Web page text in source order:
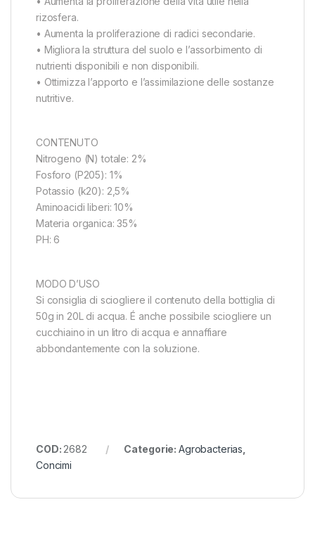
rizosfera.
• Aumenta la proliferazione di radici secondarie.
• Migliora la struttura del suolo e l’assorbimento di
nutrienti disponibili e non disponibili.
• Ottimizza l’apporto e l’assimilazione delle sostanze
nutritive.
CONTENUTO
Nitrogeno (N) totale: 2%
Fosforo (P205): 1%
Potassio (k20): 2,5%
Aminoacidi liberi: 10%
Materia organica: 35%
PH: 6
MODO D’USO
Si consiglia di sciogliere il contenuto della bottiglia di
50g in 20L di acqua. É anche possibile sciogliere un
cucchiaino in un litro di acqua e annaffiare
abbondantemente con la soluzione.
COD: 2682 Categorie: Agrobacterias
Concimi